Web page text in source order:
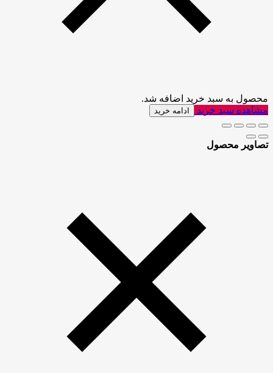
محصول به سبد خرید اضافه شد.
مشاهده سبد خرید
ادامه خرید
تصاویر محصول